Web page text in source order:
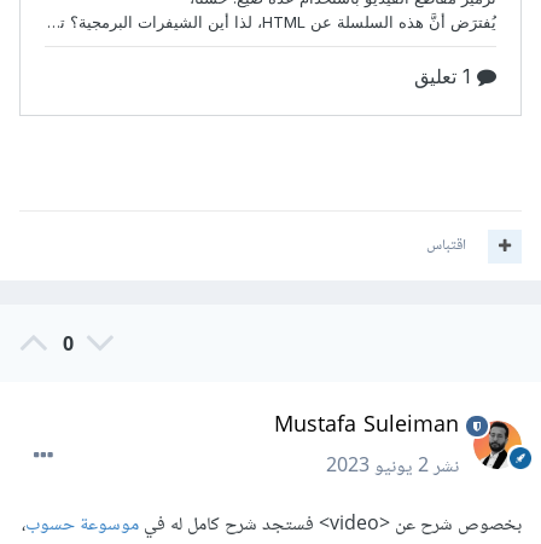
اقتباس
0
Mustafa Suleiman
نشر2 يونيو 2023
بخصوص شرح عن <video> فستجد شرح كامل له في
موسوعة حسوب،